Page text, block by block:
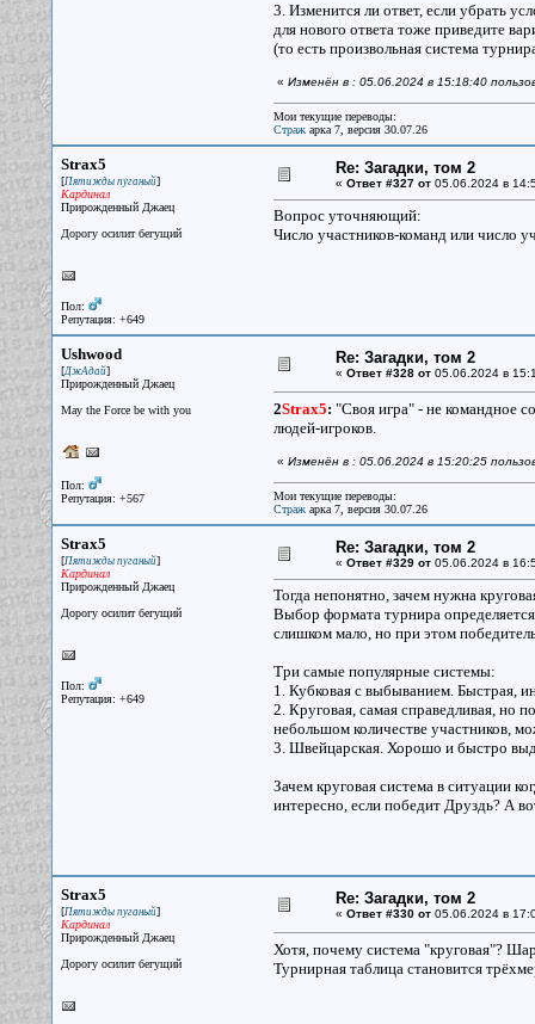
3. Изменится ли ответ, если убрать
для нового ответа тоже приведите
(то есть произвольная система
« Изменён в : 05.06.2024 в 15:18:40
Мои текущие переводы:
Стражарка 7, версия 30.07.26
Strax5
[Пятижды пуганый]
Кардинал
Прирожденный Джаец
Дорогу осилит бегущий
Пол:
Репутация: +649
Re: Загадки, том 2
« Ответ #327 от05.06.2024 в
Вопрос уточняющий:
Число участников-команд или число
Ushwood
[ДжАдай]
Прирожденный Джаец
May the Force be with you
Пол:
Репутация: +567
Re: Загадки, том 2
« Ответ #328 от05.06.2024 в
2Strax5: "Своя игра" - не командное
людей-игроков.
« Изменён в : 05.06.2024 в 15:20:25
Мои текущие переводы:
Стражарка 7, версия 30.07.26
Strax5
[Пятижды пуганый]
Кардинал
Прирожденный Джаец
Дорогу осилит бегущий
Пол:
Репутация: +649
Re: Загадки, том 2
« Ответ #329 от05.06.2024 в
Тогда непонятно, зачем нужна
Выбор формата турнира
слишком мало, но при этом
Три самые популярные системы:
1. Кубковая с выбыванием. Быстрая,
2. Круговая, самая справедливая, но
небольшом количестве участников,
3. Швейцарская. Хорошо и быстро
Зачем круговая система в ситуации
интересно, если победит Друздь? А
Strax5
[Пятижды пуганый]
Кардинал
Прирожденный Джаец
Дорогу осилит бегущий
Re: Загадки, том 2
« Ответ #330 от05.06.2024 в
Хотя, почему система "круговая"?
Турнирная таблица становится